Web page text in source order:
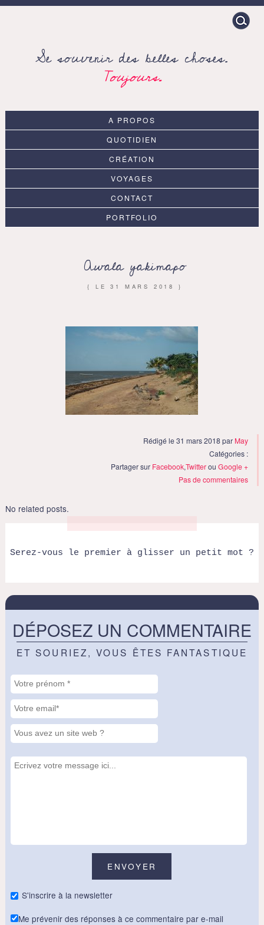
Search
for:
Se souvenir des belles choses.
Toujours.
A PROPOS
QUOTIDIEN
CRÉATION
VOYAGES
CONTACT
PORTFOLIO
Awala yakimapo
{ LE31 MARS 2018 }
Rédigé le 31 mars 2018 par May
Catégories :
Partager sur Facebook,TwitterouGoogle +
Pas de commentaires
No related posts.
Serez-vous le premier à glisser un petit mot ?
DÉPOSEZ UN COMMENTAIRE
ET SOURIEZ, VOUS ÊTES FANTASTIQUE
S'inscrire à la newsletter
Me prévenir des réponses à ce commentaire par e-mail